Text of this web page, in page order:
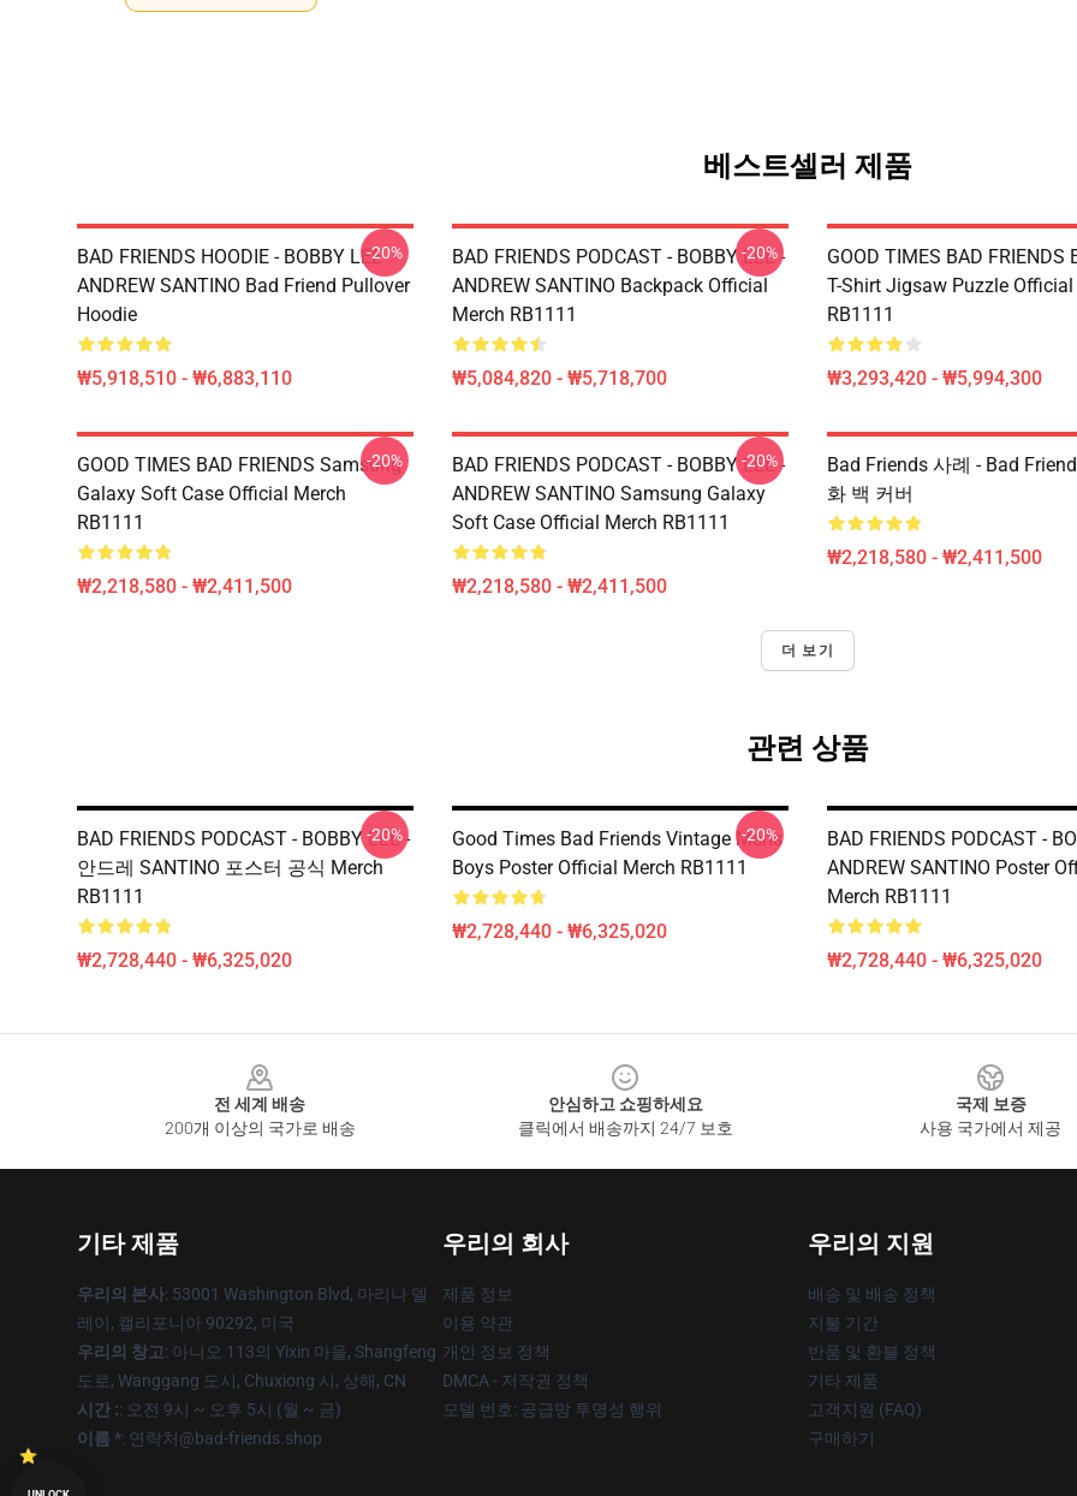
베스트셀러 제품
BAD FRIENDS HOODIE - BOBBY LEE
ANDREW SANTINO Bad Friend Pullover
Hoodie
₩5,918,510 - ₩6,883,110
-20%
BAD FRIENDS PODCAST - BOBBY LEE -
ANDREW SANTINO Backpack Official
Merch RB1111
₩5,084,820 - ₩5,718,700
-20%
GOOD TIMES BAD FRIENDS
T-Shirt Jigsaw Puzzle
RB1111
₩3,293,420 - ₩5,994,300
GOOD TIMES BAD FRIENDS Samsung
Galaxy Soft Case Official Merch
RB1111
₩2,218,580 - ₩2,411,500
-20%
BAD FRIENDS PODCAST - BOBBY LEE -
ANDREW SANTINO Samsung Galaxy
Soft Case Official Merch RB1111
₩2,218,580 - ₩2,411,500
-20%
Bad Friends 사례 - Bad
화 백 커버
₩2,218,580 - ₩2,411,500
더 보기
관련 상품
BAD FRIENDS PODCAST - BOBBY LEE -
안드레 SANTINO 포스터 공식 Merch
RB1111
₩2,728,440 - ₩6,325,020
-20%
Good Times Bad Friends Vintage Mens
Boys Poster Official Merch RB1111
₩2,728,440 - ₩6,325,020
-20%
BAD FRIENDS PODCAST -
ANDREW SANTINO Poster
Merch RB1111
₩2,728,440 - ₩6,325,020
전 세계 배송
200개 이상의 국가로 배송
안심하고 쇼핑하세요
클릭에서 배송까지 24/7 보호
국제 보증
사용 국가에서 제공
기타 제품
우리의 본사: 53001 Washington Blvd, 마리나 델
레이, 캘리포니아 90292, 미국
우리의 창고: 아니오 113의 Yixin 마을, Shangfeng
도로, Wanggang 도시, Chuxiong 시, 상해, CN
시간 :: 오전 9시 ~ 오후 5시 (월 ~ 금)
이름 *: 연락처@bad-friends.shop
우리의 회사
제품 정보
이용 약관
개인 정보 정책
DMCA - 저작권 정책
모델 번호: 공급망 투명성 행위
우리의 지원
배송 및 배송 정책
지불 기간
반품 및 환불 정책
기타 제품
고객지원 (FAQ)
구매하기